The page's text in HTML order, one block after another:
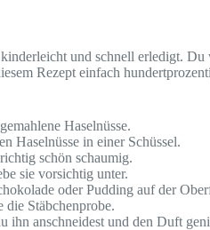
und schnell erledigt. Du
Rezept einfach
Haselnüsse.
Haselnüsse in einer Schüssel.
schön schaumig.
sie vorsichtig unter.
oder Pudding auf der
Stäbchenprobe.
ihn anschneidest und den Duft